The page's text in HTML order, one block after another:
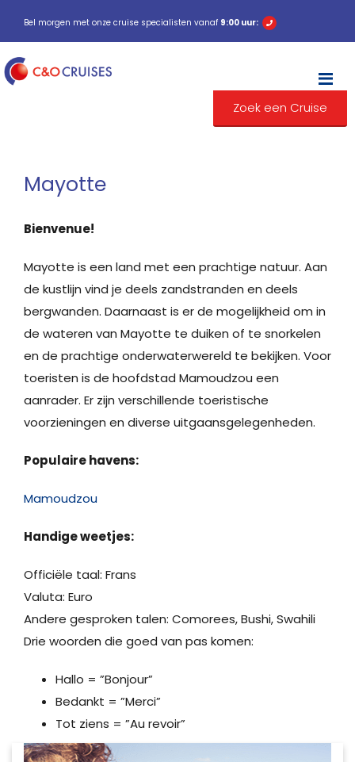
Bel morgen met onze cruise specialisten vanaf 9:00 uur:
Zoek een Cruise
Mayotte
Bienvenue!
Mayotte is een land met een prachtige natuur. Aan
de kustlijn vind je deels zandstranden en deels
bergwanden. Daarnaast is er de mogelijkheid om in
de wateren van Mayotte te duiken of te snorkelen
en de prachtige onderwaterwereld te bekijken. Voor
toeristen is de hoofdstad Mamoudzou een
aanrader. Er zijn verschillende toeristische
voorzieningen en diverse uitgaansgelegenheden.
Populaire havens:
Mamoudzou
Handige weetjes:
Officiële taal: Frans
Valuta: Euro
Andere gesproken talen: Comorees, Bushi, Swahili
Drie woorden die goed van pas komen:
Hallo = ”Bonjour”
Bedankt = ”Merci”
Tot ziens = ”Au revoir”